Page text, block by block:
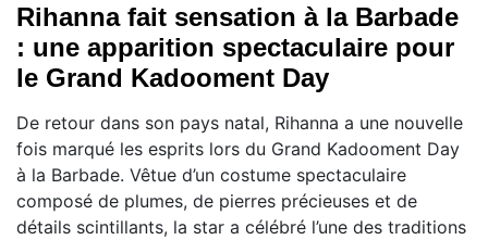
Rihanna fait sensation à la Barbade
: une apparition spectaculaire pour
le Grand Kadooment Day
De retour dans son pays natal, Rihanna a une nouvelle
fois marqué les esprits lors du Grand Kadooment Day
à la Barbade. Vêtue d’un costume spectaculaire
composé de plumes, de pierres précieuses et de
détails scintillants, la star a célébré l’une des traditions